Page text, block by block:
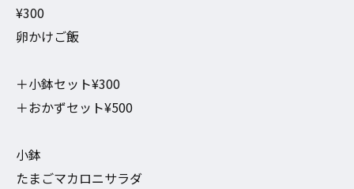
¥300
卵かけご飯
＋小鉢セット¥300
＋おかずセット¥500
小鉢
たまごマカロニサラダ